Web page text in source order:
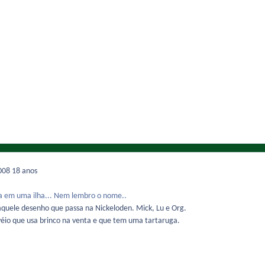
18 anos
em uma ilha... Nem lembro o nome..
desenho que passa na Nickeloden. Mick, Lu e Org.
que usa brinco na venta e que tem uma tartaruga.